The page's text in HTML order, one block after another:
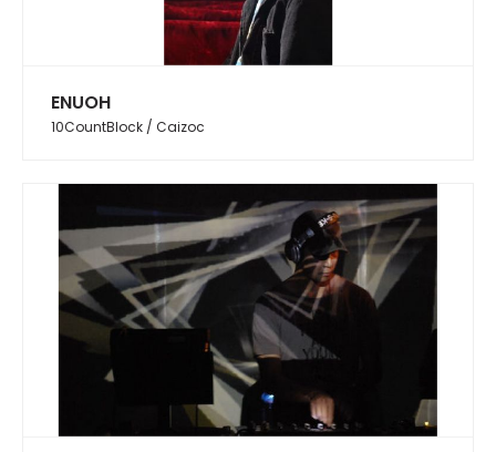
ENUOH
10CountBlock / Caizoc